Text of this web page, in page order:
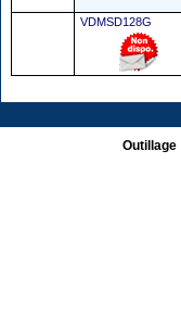
VDMSD128G
Outillage|